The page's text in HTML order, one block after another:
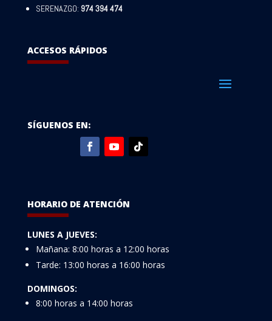
SERENAZGO: 974 394 474
ACCESOS RÁPIDOS
SÍGUENOS EN:
HORARIO DE ATENCIÓN
LUNES A JUEVES:
Mañana: 8:00 horas a 12:00 horas
Tarde: 13:00 horas a 16:00 horas
DOMINGOS:
8:00 horas a 14:00 horas